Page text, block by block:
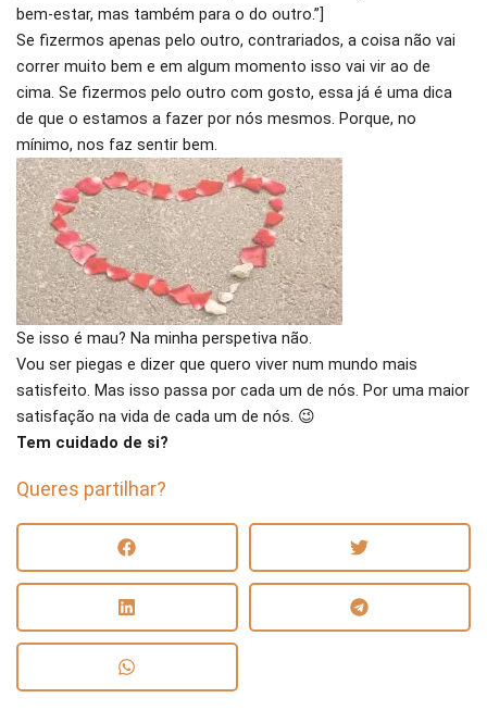
bem-estar, mas também para o do outro.”]
Se fizermos apenas pelo outro, contrariados, a coisa não vai
correr muito bem e em algum momento isso vai vir ao de
cima. Se fizermos pelo outro com gosto, essa já é uma dica
de que o estamos a fazer por nós mesmos. Porque, no
mínimo, nos faz sentir bem.
Se isso é mau? Na minha perspetiva não.
Vou ser piegas e dizer que quero viver num mundo mais
satisfeito. Mas isso passa por cada um de nós. Por uma maior
satisfação na vida de cada um de nós. 😉
Tem cuidado de si?
Queres partilhar?